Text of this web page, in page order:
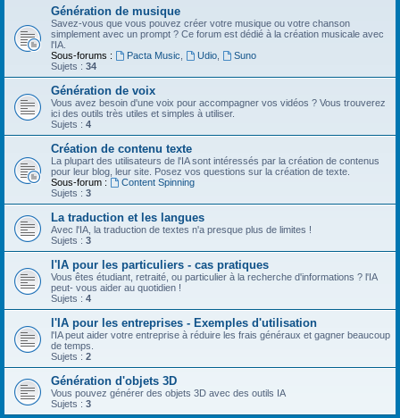
Génération de musique
Savez-vous que vous pouvez créer votre musique ou votre chanson
simplement avec un prompt ? Ce forum est dédié à la création musicale avec
l'IA.
Sous-forums :
Pacta Music Udio,
Suno
Sujets : 34
Génération de voix
Vous avez besoin d'une voix pour accompagner vos vidéos ? Vous trouverez
ici des outils très utiles et simples à utiliser.
Sujets : 4
Création de contenu texte
La plupart des utilisateurs de l'IA sont intéressés par la création de contenus
pour leur blog, leur site. Posez vos questions sur la création de texte.
Sous-forum :
Content Spinning
Sujets : 3
La traduction et les langues
Avec l'IA, la traduction de textes n'a presque plus de limites !
Sujets : 3
l'IA pour les particuliers - cas pratiques
Vous êtes étudiant, retraité, ou particulier à la recherche d'informations ? l'IA
peut- vous aider au quotidien !
Sujets : 4
l'IA pour les entreprises - Exemples d'utilisation
l'IA peut aider votre entreprise à réduire les frais généraux et gagner beaucoup
de temps.
Sujets : 2
Génération d'objets 3D
Vous pouvez générer des objets 3D avec des outils IA
Sujets : 3